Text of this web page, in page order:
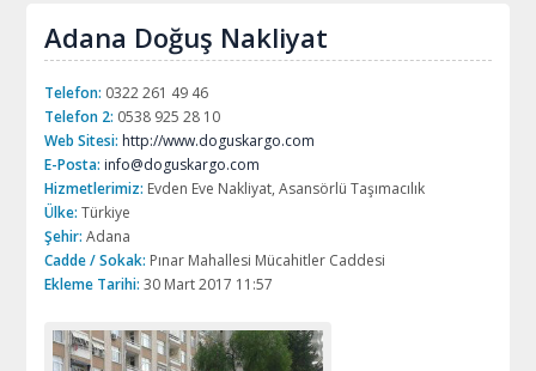
Adana Doğuş Nakliyat
Telefon: 0322 261 49 46
Telefon 2: 0538 925 28 10
Web Sitesi: http://www.doguskargo.com
E-Posta: info@doguskargo.com
Hizmetlerimiz: Evden Eve Nakliyat, Asansörlü Taşımacılık
Ülke: Türkiye
Şehir: Adana
Cadde / Sokak: Pınar Mahallesi Mücahitler Caddesi
Ekleme Tarihi: 30 Mart 2017 11:57